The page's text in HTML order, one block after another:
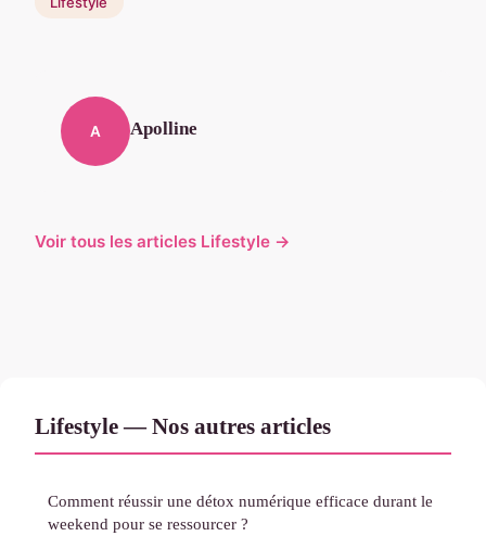
A Apolline
Voir tous les articles Lifestyle →
Lifestyle — Nos autres articles
Comment réussir une détox numérique efficace durant le
weekend pour se ressourcer ?